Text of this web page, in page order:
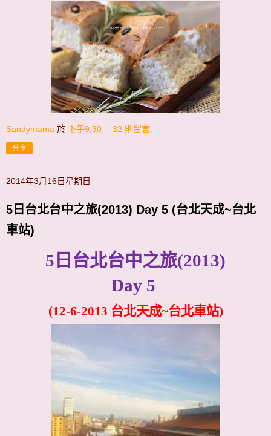
Sandymama 於 下午9:30 32 則留言:
分享
2014年3月16日星期日
5日台北台中之旅(2013) Day 5 (台北天成~台北
車站)
5 日台北台中之旅(2013)
Day 5
(12-6-2013 台北天成~台北車站)